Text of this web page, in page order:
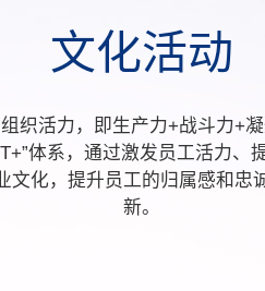
文化活动
织活力，即生产力+战斗力+凝
体系，通过激发员工活力、
文化，提升员工的归属感和忠
新。